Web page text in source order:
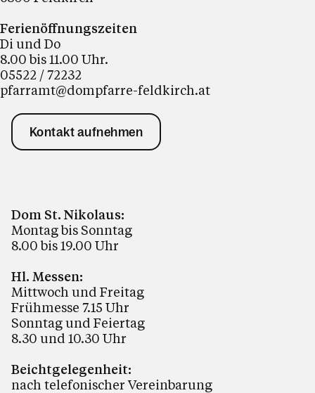
Ferienöffnungszeiten
Di und Do
8.00 bis 11.00 Uhr.
05522 / 72232
pfarramt@dompfarre-feldkirch.at
Kontakt aufnehmen
Dom St. Nikolaus:
Montag bis Sonntag
8.00 bis 19.00 Uhr
Hl. Messen:
Mittwoch und Freitag
Frühmesse 7.15 Uhr
Sonntag und Feiertag
8.30 und 10.30 Uhr
Beichtgelegenheit:
nach telefonischer Vereinbarung